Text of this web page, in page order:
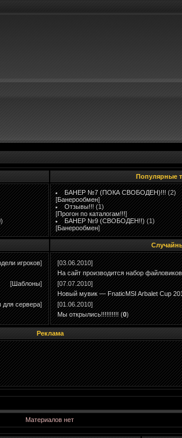
Популярные
БАНЕР №7 (ПОКА СВОБОДЕН)!!! (2)
[Банерообмен]
Отзывы!!! (1)
[Прогон по каталогам!!!]
БАНЕР №9 (СВОБОДЕН!!) (1)
[Банерообмен]
игроков]
[Шаблоны]
для сервера]
[03.06.2010]
На сайт производится набор
[07.07.2010]
Новый мувик — FnaticMSI Arbalet Cup
[01.06.2010]
Мы открылись!!!!!!!!!! (0)
Реклама
Материалов нет